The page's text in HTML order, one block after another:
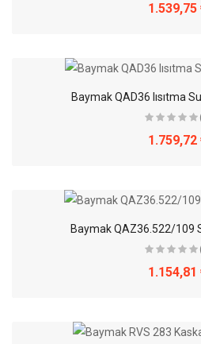
1.539,75
Baymak QAD36 Iısıtma
1.759,72
Baymak QAZ36.522/109
1.154,81